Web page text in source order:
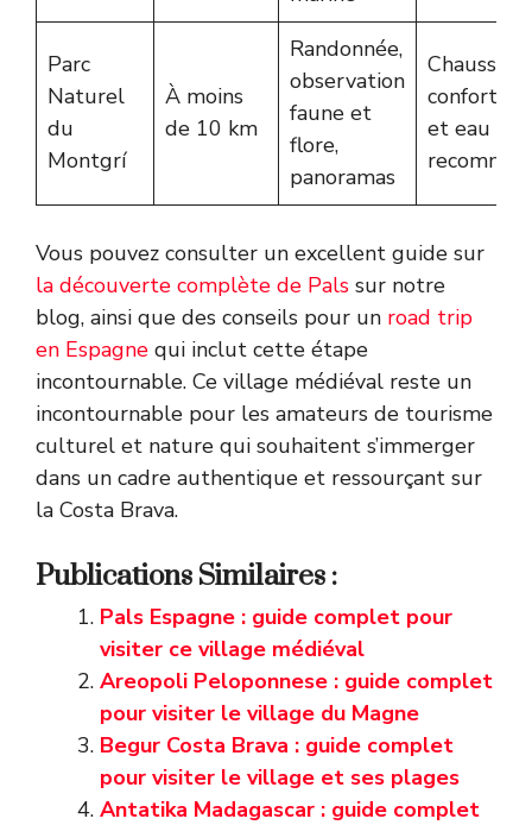
Parc
Naturel
du
Montgrí
À moins
de 10 km
Randonnée,
observation
faune et
flore,
panoramas
et eau
Vous pouvez consulter un excellent guide sur
la découverte complète de Pals sur notre
blog, ainsi que des conseils pour un road trip
en Espagne qui inclut cette étape
incontournable. Ce village médiéval reste un
incontournable pour les amateurs de tourisme
culturel et nature qui souhaitent s’immerger
dans un cadre authentique et ressourçant sur
la Costa Brava.
Publications Similaires :
Pals Espagne : guide complet pour
visiter ce village médiéval
Areopoli Peloponnese : guide complet
pour visiter le village du Magne
Begur Costa Brava : guide complet
pour visiter le village et ses plages
Antatika Madagascar : guide complet